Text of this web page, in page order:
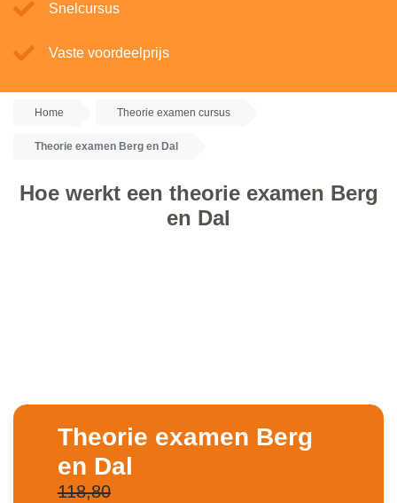
Snelcursus
Vaste voordeelprijs
Home Theorie examen cursus
Theorie examen Berg en Dal
Hoe werkt een theorie examen Berg
en Dal
Theorie examen Berg
en Dal
118,80